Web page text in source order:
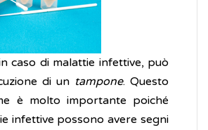
caso di malattie infettive, può
di un tampone. Questo
è molto importante poiché
infettive possono avere segni